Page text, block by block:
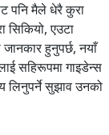
पनि मैले धेरै कुरा
सिकियो, एउटा
हुनुपर्छ, नयाँ
सहिरूपमा गाइडेन्स
लिनुपर्ने सुझाव उनको